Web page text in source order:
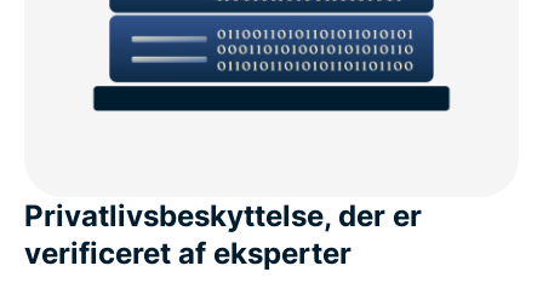
Privatlivsbeskyttelse, der er
verificeret af eksperter